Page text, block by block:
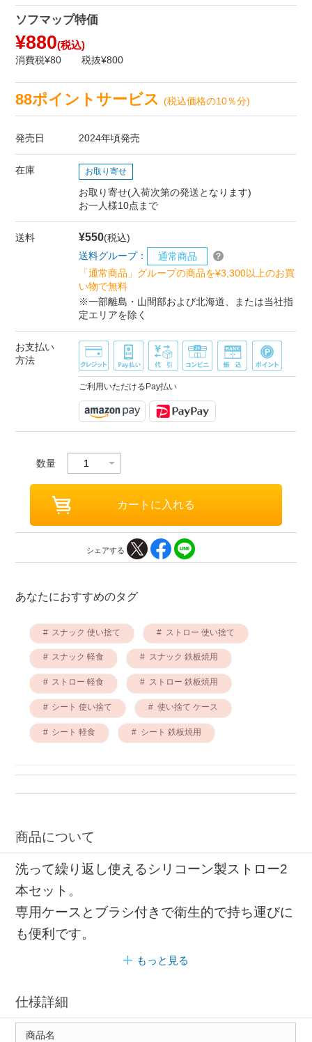
ソフマップ特価
¥880(税込)
消費税¥80 税抜¥800
88ポイントサービス(税込価格の10％分)
発売日 2024年頃発売
在庫 お取り寄せ
お取り寄せ(入荷次第の発送となります)
お一人様10点まで
送料 ¥550(税込)
送料グループ：
通常商品
「通常商品」グループの商品を¥3,300以上のお買
い物で無料
※一部離島・山間部および北海道、または当社指
定エリアを除く
お支払い
方法
ご利用いただけるPay払い
数量
シェアする
あなたにおすすめのタグ
スナック 使い捨て ストロー 使い捨て
スナック 軽食 スナック 鉄板焼用
ストロー 軽食 ストロー 鉄板焼用
シート 使い捨て 使い捨て ケース
シート 軽食 シート 鉄板焼用
商品について
洗って繰り返し使えるシリコーン製ストロー2
本セット。
専用ケースとブラシ付きで衛生的で持ち運びに
も便利です。
もっと見る
仕様詳細
商品名